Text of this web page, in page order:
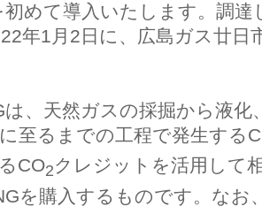
初めて導入いたします。調
年1月2日に、広島ガス廿日
、天然ガスの採掘から液化
至るまでの工程で発生する
CO2クレジットを活用して
を購入するものです。なお